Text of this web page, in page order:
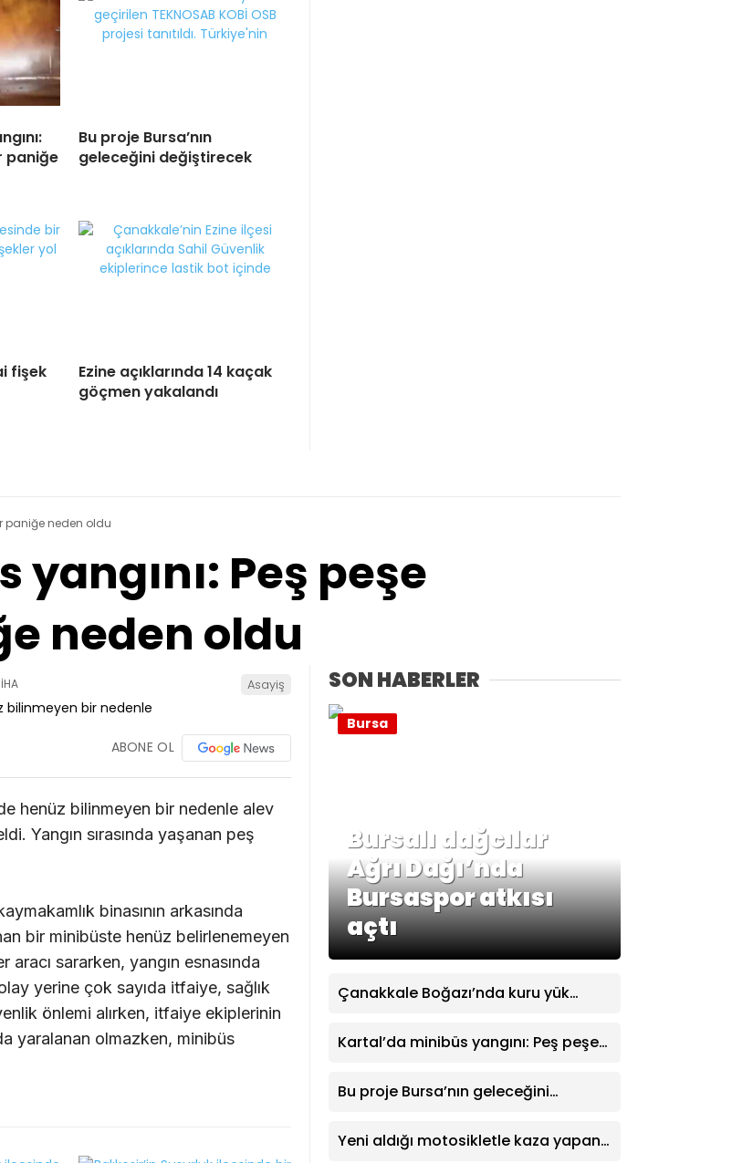
paniğe
Bu proje Bursa’nın
geleceğini değiştirecek
fişek
Ezine açıklarında 14 kaçak
göçmen yakalandı
paniğe neden oldu
Peş peşe
neden oldu
Asayiş
ABONE OL
henüz bilinmeyen bir nedenle alev
Yangın sırasında yaşanan peş
binasının arkasında
bir minibüste henüz belirlenemeyen
aracı sararken, yangın esnasında
yerine çok sayıda itfaiye, sağlık
önlemi alırken, itfaiye ekiplerinin
yaralanan olmazken, minibüs
SON HABERLER
Bursalı dağcılar
Ağrı Dağı’nda
Bursaspor atkısı
açtı
Bursa
Çanakkale Boğazı’nda kuru yük
Kartal’da minibüs yangını: Peş peşe
Bu proje Bursa’nın geleceğini
Yeni aldığı motosikletle kaza yapan